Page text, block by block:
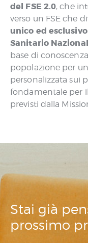
del FSE 2.0, che
verso un FSE che
unico ed
Sanitario
base di
popolazione per
personalizzata sui
fondamentale per
previsti dalla
Stai già
prossimo